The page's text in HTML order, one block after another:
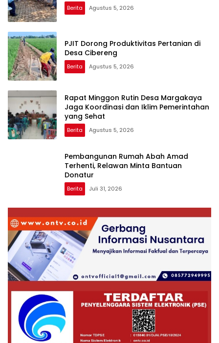
Berita Agustus 5, 2026
PJIT Dorong Produktivitas Pertanian di
Desa Cibereng
Berita Agustus 5, 2026
Rapat Minggon Rutin Desa Margakaya
Jaga Koordinasi dan Iklim Pemerintahan
yang Sehat
Berita Agustus 5, 2026
Pembangunan Rumah Abah Amad
Terhenti, Relawan Minta Bantuan
Donatur
Berita Juli 31, 2026